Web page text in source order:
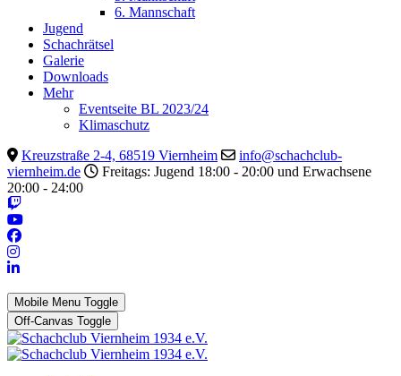
6. Mannschaft
Jugend
Schachrätsel
Galerie
Downloads
Mehr
Eventseite BL 2023/24
Klimaschutz
Kreuzstraße 2-4, 68519 Viernheim
info@schachclub-
viernheim.de
Freitags: Jugend 18:00 - 20:00 und Erwachsene
20:00 - 24:00
Mobile Menu Toggle
Off-Canvas Toggle